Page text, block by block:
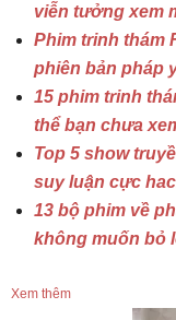
viễn tưởng xem
Phim trinh thám
phiên bản pháp
15 phim trinh
thể bạn chưa
Top 5 show
suy luận cực
13 bộ phim về
không muốn bỏ
Xem thêm